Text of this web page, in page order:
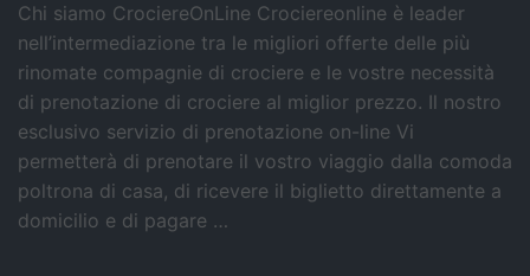
Chi siamo CrociereOnLine Crociereonline è leader
nell’intermediazione tra le migliori offerte delle più
rinomate compagnie di crociere e le vostre necessità
di prenotazione di crociere al miglior prezzo. Il nostro
esclusivo servizio di prenotazione on-line Vi
permetterà di prenotare il vostro viaggio dalla comoda
poltrona di casa, di ricevere il biglietto direttamente a
domicilio e di pagare …